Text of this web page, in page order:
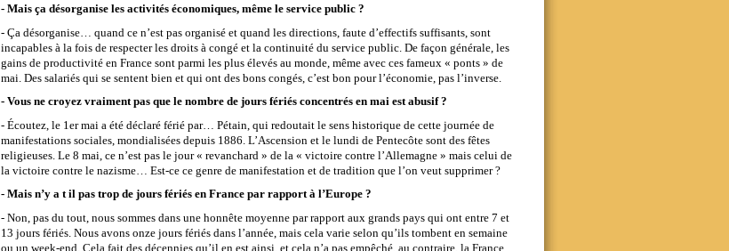
- Mais ça désorganise les activités économiques, même le service public ?
- Ça désorganise… quand ce n’est pas organisé et quand les directions, faute d’effectifs suffisants, sont
incapables à la fois de respecter les droits à congé et la continuité du service public. De façon générale, les
gains de productivité en France sont parmi les plus élevés au monde, même avec ces fameux « ponts » de
mai. Des salariés qui se sentent bien et qui ont des bons congés, c’est bon pour l’économie, pas l’inverse.
- Vous ne croyez vraiment pas que le nombre de jours fériés concentrés en mai est abusif ?
- Écoutez, le 1er mai a été déclaré férié par… Pétain, qui redoutait le sens historique de cette journée de
manifestations sociales, mondialisées depuis 1886. L’Ascension et le lundi de Pentecôte sont des fêtes
religieuses. Le 8 mai, ce n’est pas le jour « revanchard » de la « victoire contre l’Allemagne » mais celui de
la victoire contre le nazisme… Est-ce ce genre de manifestation et de tradition que l’on veut supprimer ?
- Mais n’y a t il pas trop de jours fériés en France par rapport à l’Europe ?
- Non, pas du tout, nous sommes dans une honnête moyenne par rapport aux grands pays qui ont entre 7 et
13 jours fériés. Nous avons onze jours fériés dans l’année, mais cela varie selon qu’ils tombent en semaine
ou un week-end. Cela fait des décennies qu’il en est ainsi, et cela n’a pas empêché, au contraire, la France